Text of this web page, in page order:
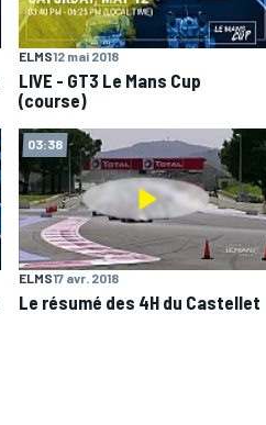
ELMS12 mai 2018
LIVE - GT3 Le Mans Cup
(course)
03:38
ELMS17 avr. 2018
Le résumé des 4H du Castellet